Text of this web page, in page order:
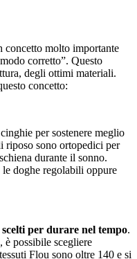
concetto molto importante
corretto”. Questo
degli ottimi materiali.
concetto:
per sostenere meglio
riposo sono ortopedici per
durante il sonno.
doghe regolabili oppure
per durare nel tempo.
possibile scegliere
Flou sono oltre 140 e si